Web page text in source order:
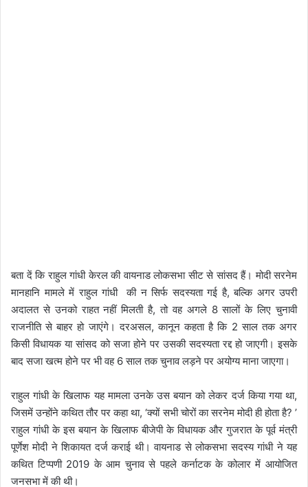
बता दें कि राहुल गांधी केरल की वायनाड लोकसभा सीट से सांसद हैं। मोदी सरनेम
मानहानि मामले में राहुल गांधी की न सिर्फ सदस्यता गई है, बल्कि अगर उपरी
अदालत से उनको राहत नहीं मिलती है, तो वह अगले 8 सालों के लिए चुनावी
राजनीति से बाहर हो जाएंगे। दरअसल, कानून कहता है कि 2 साल तक अगर
किसी विधायक या सांसद को सजा होने पर उसकी सदस्यता रद्द हो जाएगी। इसके
बाद सजा खत्म होने पर भी वह 6 साल तक चुनाव लड़ने पर अयोग्य माना जाएगा।
राहुल गांधी के खिलाफ यह मामला उनके उस बयान को लेकर दर्ज किया गया था,
जिसमें उन्होंने कथित तौर पर कहा था, ‘क्यों सभी चोरों का सरनेम मोदी ही होता है? ’
राहुल गांधी के इस बयान के खिलाफ बीजेपी के विधायक और गुजरात के पूर्व मंत्री
पूर्णेश मोदी ने शिकायत दर्ज कराई थी। वायनाड से लोकसभा सदस्य गांधी ने यह
कथित टिप्पणी 2019 के आम चुनाव से पहले कर्नाटक के कोलार में आयोजित
जनसभा में की थी।